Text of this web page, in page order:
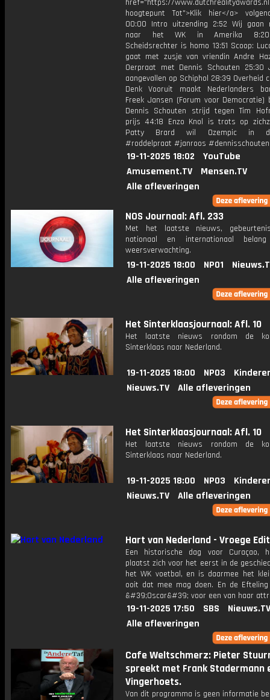
href="https://
hoogtepunt Tot">Klik hier</a>
00:00 Intro uitzending 2:52 Wij gaan
naar het WK in Amerika 8:20
Scheidsrechter is homo 13:51 Scoop:
gaat met zusje van vriendin Andre
Oerpraat met Dennis Schouten 25:30
aangevallen op Schiphol 28:39 Overheid
Denk Vooruit maakt Nederlanders
Freek Jansen (Forum voor Democratie)
Dennis Schouten strijd tegen Tim
prijs 44:18 Enzo Knol is trots op
Patty Brard wil Ozempic in
#roddelpraat #janroos #dennisschouten
19-11-2025 18:02
YouTube
Amusement.TV
Mensen.TV
Alle afleveringen
NOS Journaal: Afl. 233
Met het laatste nieuws,
nationaal en internationaal
weersverwachting.
19-11-2025 18:00 NPO1
Alle afleveringen
Het Sinterklaasjournaal: Afl. 10
Het laatste nieuws rondom de
Sinterklaas naar Nederland.
19-11-2025 18:00 NPO3
Nieuws.TV
Alle afleveringen
Het Sinterklaasjournaal: Afl. 10
Het laatste nieuws rondom de
Sinterklaas naar Nederland.
19-11-2025 18:00 NPO3
Nieuws.TV
Alle afleveringen
Hart van Nederland - Vroege
Een historische dag voor Curaçao,
plaatst zich voor het eerst in de
het WK voetbal, en is daarmee het
ooit dat mee mag doen. En de
&#39;Oscar&#39; voor een van haar
19-11-2025 17:50 SBS
Nieuws.TV
Alle afleveringen
Cafe Weltschmerz: Pieter
spreekt met Frank Stadermann
Vingerhoets.
Van dit programma is geen informatie